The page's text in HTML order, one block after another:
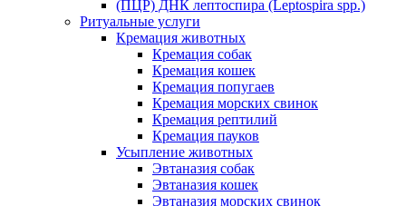
(ПЦР) ДНК лептоспира (Leptospira spp.)
Ритуальные услуги
Кремация животных
Кремация собак
Кремация кошек
Кремация попугаев
Кремация морских свинок
Кремация рептилий
Кремация пауков
Усыпление животных
Эвтаназия собак
Эвтаназия кошек
Эвтаназия морских свинок